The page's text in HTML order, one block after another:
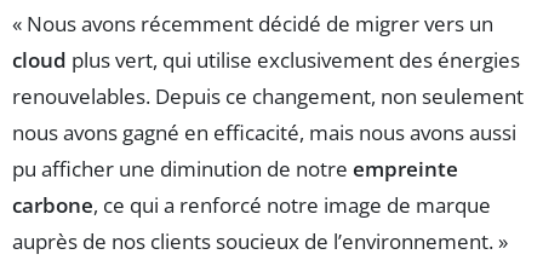
« Nous avons récemment décidé de migrer vers un
cloud plus vert, qui utilise exclusivement des énergies
renouvelables. Depuis ce changement, non seulement
nous avons gagné en efficacité, mais nous avons aussi
pu afficher une diminution de notre empreinte
carbone, ce qui a renforcé notre image de marque
auprès de nos clients soucieux de l’environnement. »